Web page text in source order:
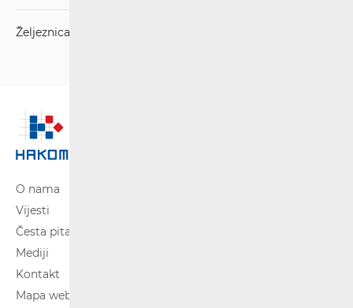
Željeznica
O nama
Vijesti
Česta pitanja
Mediji
Kontakt
Mapa weba